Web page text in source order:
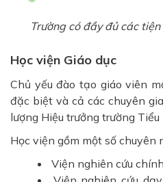
Trường có đầy đủ các
Học viện Giáo dục
Chủ yếu đào tạo giáo viên
đặc biệt và cả các chuyên
lượng Hiệu trưởng trường
Học viện gồm một số chuyên
Viện nghiên cứu